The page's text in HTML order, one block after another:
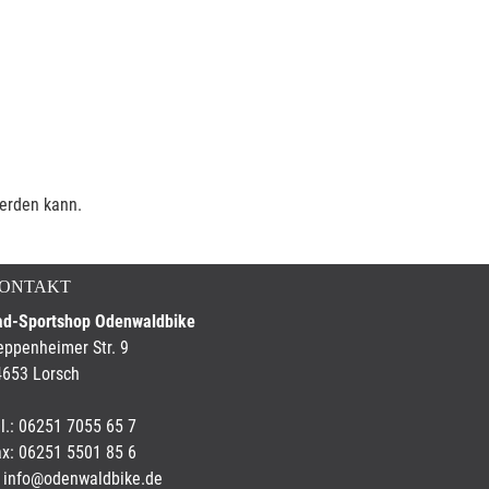
kann.
Sportshop Odenwaldbike
Str. 9
Lorsch
06251 7055 65 7
06251 5501 85 6
info@odenwaldbike.de